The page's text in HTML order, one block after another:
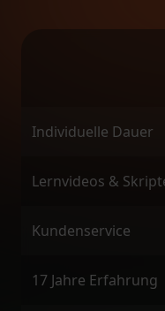
Individuelle Dauer
Lernvideos &
Kundenservice
17 Jahre Erfahrung